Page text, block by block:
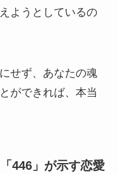
ようとしているの
せず、あなたの魂
ができれば、本当
446」が示す恋愛